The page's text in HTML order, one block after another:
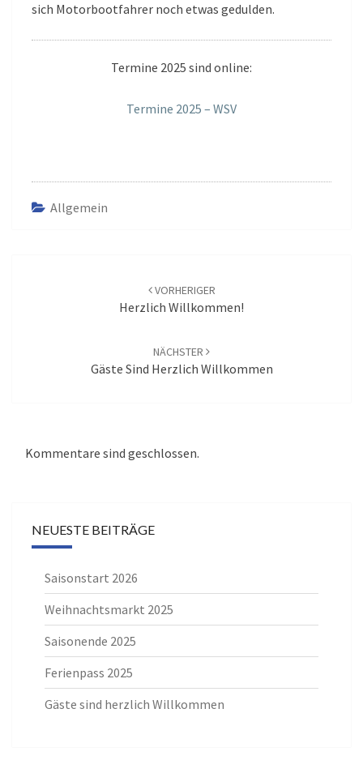
sich Motorbootfahrer noch etwas gedulden.
Termine 2025 sind online:
Termine 2025 – WSV
Allgemein
VORHERIGER
Herzlich Willkommen!
NÄCHSTER
Gäste Sind Herzlich Willkommen
Kommentare sind geschlossen.
NEUESTE BEITRÄGE
Saisonstart 2026
Weihnachtsmarkt 2025
Saisonende 2025
Ferienpass 2025
Gäste sind herzlich Willkommen